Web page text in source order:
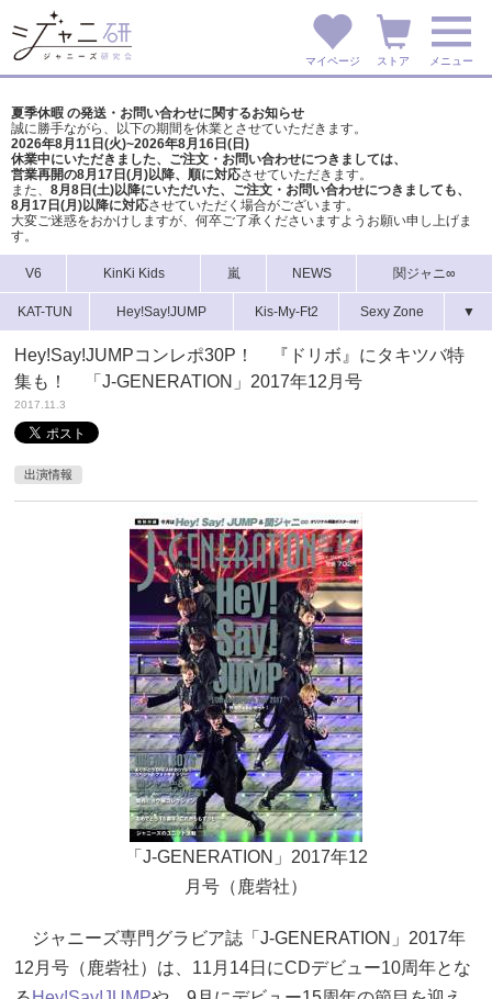
マイページ ストア メニュー
夏季休暇 の発送・お問い合わせに関するお知らせ
誠に勝手ながら、以下の期間を休業とさせていただきます。
2026年8月11日(火)~2026年8月16日(日)
休業中にいただきました、ご注文・お問い合わせにつきましては、
営業再開の8月17日(月)以降、順に対応させていただきます。
また、 8月8日(土)以降にいただいた、ご注文・ お問い合わせにつきましても、
8月17日(月)以降に対応させていただく場合がございます。
大変ご迷惑をおかけしますが、 何卒ご了承くださいますようお願い申し上げま
す。
V6 KinKi Kids 嵐 NEWS 関ジャニ∞
KAT-TUN Hey!Say!JUMP Kis-My-Ft2 Sexy Zone ▼
Hey!Say!JUMPコンレポ30P！ 『ドリボ』にタキツバ特
集も！ 「J-GENERATION」2017年12月号
2017.11.3
出演情報
「J-GENERATION」2017年12
月号（鹿砦社）
ジャニーズ専門グラビア誌「J-GENERATION」2017年
12月号（鹿砦社）は、11月14日にCDデビュー10周年とな